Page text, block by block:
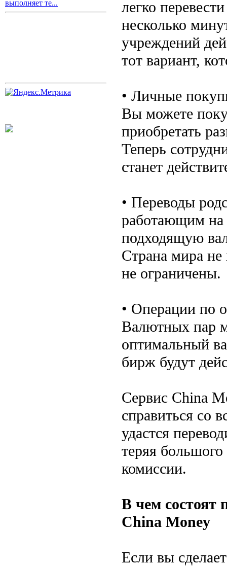
выполняет те...
легко
несколько
учреждений
тот вариант,
• Личные
Вы можете
приобретать
Теперь
станет
• Переводы
работающим на
подходящую
Страна мира
не ограничены.
• Операции по
Валютных пар
оптимальный
бирж будут
Сервис China
справиться со
удастся
теряя
комиссии.
В чем состоят
China Money
Если вы